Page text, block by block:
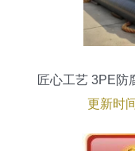
匠心工艺 3PE防
更新时